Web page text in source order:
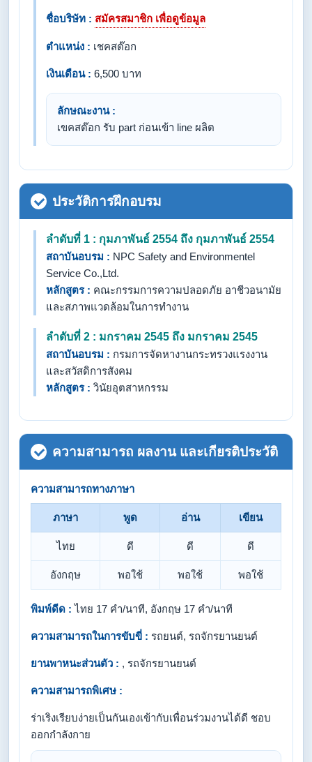
ชื่อบริษัท : สมัครสมาชิก เพื่อดูข้อมูล
ตำแหน่ง : เชคสต๊อก
เงินเดือน : 6,500 บาท
ลักษณะงาน :
เขคสต๊อก รับ part ก่อนเข้า line ผลิต
ประวัติการฝึกอบรม
ลำดับที่ 1 : กุมภาพันธ์ 2554 ถึง กุมภาพันธ์ 2554
สถาบันอบรม : NPC Safety and Environmentel
Service Co.,Ltd.
หลักสูตร : คณะกรรมการความปลอดภัย อาชีวอนามัย
และสภาพแวดล้อมในการทำงาน
ลำดับที่ 2 : มกราคม 2545 ถึง มกราคม 2545
สถาบันอบรม : กรมการจัดหางานกระทรวงแรงงาน
และสวัสดิการสังคม
หลักสูตร : วินัยอุตสาหกรรม
ความสามารถ ผลงาน และเกียรติประวัติ
ความสามารถทางภาษา
ภาษา พูด อ่าน เขียน
ไทย ดี ดี ดี
อังกฤษ พอใช้ พอใช้ พอใช้
พิมพ์ดีด : ไทย 17 คำ/นาที, อังกฤษ 17 คำ/นาที
ความสามารถในการขับขี่ : รถยนต์, รถจักรยานยนต์
ยานพาหนะส่วนตัว : , รถจักรยานยนต์
ความสามารถพิเศษ :
ร่าเริงเรียบง่ายเป็นกันเองเข้ากับเพื่อนร่วมงานได้ดี ชอบ
ออกกำลังกาย